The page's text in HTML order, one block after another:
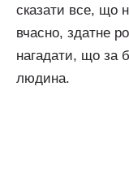
сказати все, що
вчасно, здатне
нагадати, що за
людина.